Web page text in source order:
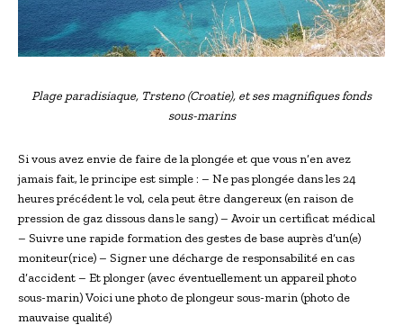
Plage paradisiaque, Trsteno (Croatie), et ses magnifiques fonds
sous-marins
Si vous avez envie de faire de la plongée et que vous n’en avez
jamais fait, le principe est simple : – Ne pas plongée dans les 24
heures précédent le vol, cela peut être dangereux (en raison de
pression de gaz dissous dans le sang) – Avoir un certificat médical
– Suivre une rapide formation des gestes de base auprès d’un(e)
moniteur(rice) – Signer une décharge de responsabilité en cas
d’accident – Et plonger (avec éventuellement un appareil photo
sous-marin) Voici une photo de plongeur sous-marin (photo de
mauvaise qualité)